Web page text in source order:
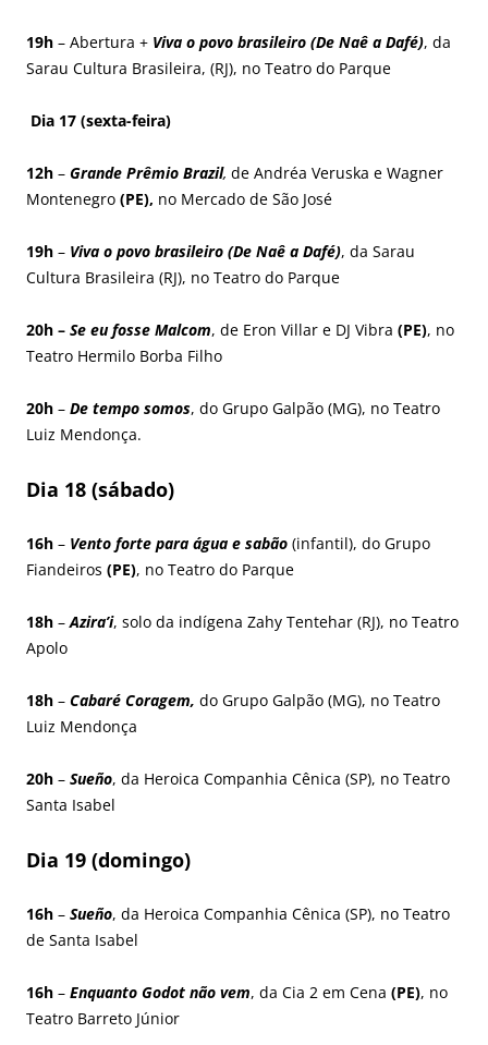
19h – Abertura + Viva o povo brasileiro (De Naê a Dafé), da
Sarau Cultura Brasileira, (RJ), no Teatro do Parque
Dia 17 (sexta-feira)
12h – Grande Prêmio Brazil, de Andréa Veruska e Wagner
Montenegro (PE), no Mercado de São José
19h – Viva o povo brasileiro (De Naê a Dafé), da Sarau
Cultura Brasileira (RJ), no Teatro do Parque
20h – Se eu fosse Malcom, de Eron Villar e DJ Vibra (PE), no
Teatro Hermilo Borba Filho
20h – De tempo somos, do Grupo Galpão (MG), no Teatro
Luiz Mendonça.
Dia 18 (sábado)
16h – Vento forte para água e sabão (infantil), do Grupo
Fiandeiros (PE), no Teatro do Parque
18h –Azira’i, solo da indígena Zahy Tentehar (RJ), no Teatro
Apolo
18h – Cabaré Coragem, do Grupo Galpão (MG), no Teatro
Luiz Mendonça
20h – Sueño, da Heroica Companhia Cênica (SP), no Teatro
Santa Isabel
Dia 19 (domingo)
16h – Sueño, da Heroica Companhia Cênica (SP), no Teatro
de Santa Isabel
16h – Enquanto Godot não vem, da Cia 2 em Cena (PE), no
Teatro Barreto Júnior